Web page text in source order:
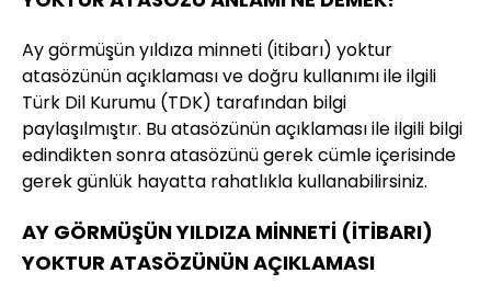
Ay görmüşün yıldıza minneti (itibarı) yoktur
atasözünün açıklaması ve doğru kullanımı ile ilgili
Türk Dil Kurumu (TDK) tarafından bilgi
paylaşılmıştır. Bu atasözünün açıklaması ile ilgili bilgi
edindikten sonra atasözünü gerek cümle içerisinde
gerek günlük hayatta rahatlıkla kullanabilirsiniz.
AY GÖRMÜŞÜN YILDIZA MİNNETİ (İTİBARI)
YOKTUR ATASÖZÜNÜN AÇIKLAMASI